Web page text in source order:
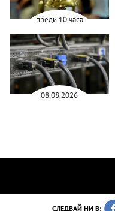
преди 10 часа
08.08.2026
СЛЕДВАЙ НИ В: